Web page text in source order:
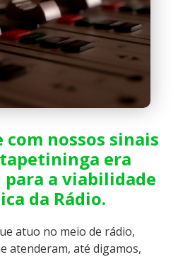
com nossos sinais
era
a viabilidade
da Rádio.
atuo no meio de rádio,
atenderam, até digamos,